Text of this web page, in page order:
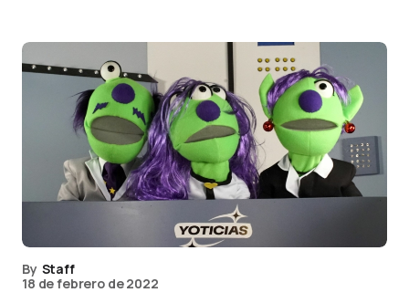
By Staff
18 de febrero de 2022